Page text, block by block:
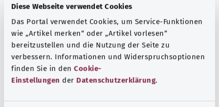
Diese Webseite verwendet Cookies
Das Portal verwendet Cookies, um Service-Funktionen
wie „Artikel merken“ oder „Artikel vorlesen“
bereitzustellen und die Nutzung der Seite zu
verbessern. Informationen und Widerspruchsoptionen
finden Sie in den Cookie-
Einstellungen der Datenschutzerklärung.
обычные функции.
Заболевание печени может вызвать, например,
усталость, тошноту и пожелтение кожи. Иногда
жидкость может скапливаться в брюшной полости вне
органов. При этом возможны сильное увеличение
окружности живота и появление боли в животе.